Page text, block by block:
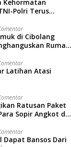
Kehormatan
Polri Terus
di Cibolang
Rumah
Latihan Atasi
Ratusan Paket
Sopir Angkot di
Dapat Bansos Dari